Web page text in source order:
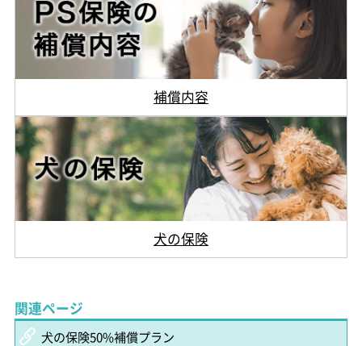
補償内容
犬の保険
関連ページ
犬の保険50%補償プラン